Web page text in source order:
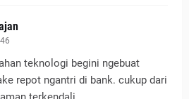
teknologi begini ngebuat
repot ngantri di bank. cukup dari